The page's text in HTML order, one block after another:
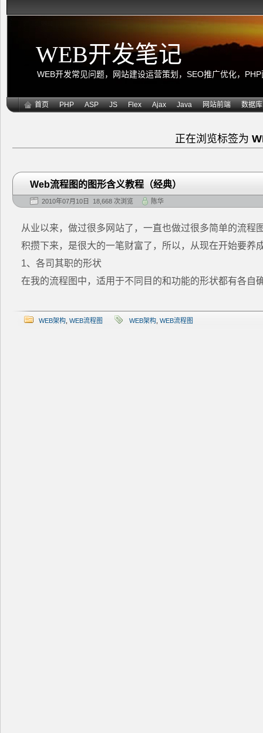
WEB开发笔记
WEB开发常见问题，网站建设运营策划，SEO推广优化，
首页 PHP ASP JS Flex Ajax Java 网站前端 数据库
正在浏览标签为
Web流程图的图形含义教程（经典）
2010年07月10日 18,668 次浏览 陈华
从业以来，做过很多网站了，一直也做过很多简单的流
积攒下来，是很大的一笔财富了，所以，从现在开始要养
1、各司其职的形状
在我的流程图中，适用于不同目的和功能的形状都有各
WEB架构 WEB流程图 WEB架构 WEB流程图